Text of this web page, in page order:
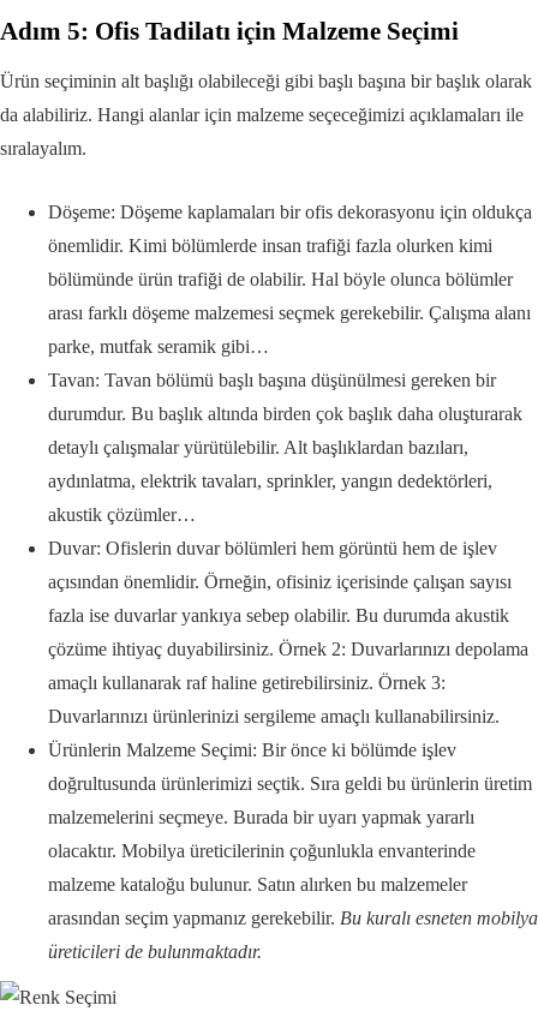
Adım 5: Ofis Tadilatı için Malzeme Seçimi
Ürün seçiminin alt başlığı olabileceği gibi başlı başına bir başlık olarak
da alabiliriz. Hangi alanlar için malzeme seçeceğimizi açıklamaları ile
sıralayalım.
Döşeme: Döşeme kaplamaları bir ofis dekorasyonu için oldukça
önemlidir. Kimi bölümlerde insan trafiği fazla olurken kimi
bölümünde ürün trafiği de olabilir. Hal böyle olunca bölümler
arası farklı döşeme malzemesi seçmek gerekebilir. Çalışma alanı
parke, mutfak seramik gibi…
Tavan: Tavan bölümü başlı başına düşünülmesi gereken bir
durumdur. Bu başlık altında birden çok başlık daha oluşturarak
detaylı çalışmalar yürütülebilir. Alt başlıklardan bazıları,
aydınlatma, elektrik tavaları, sprinkler, yangın dedektörleri,
akustik çözümler…
Duvar: Ofislerin duvar bölümleri hem görüntü hem de işlev
açısından önemlidir. Örneğin, ofisiniz içerisinde çalışan sayısı
fazla ise duvarlar yankıya sebep olabilir. Bu durumda akustik
çözüme ihtiyaç duyabilirsiniz. Örnek 2: Duvarlarınızı depolama
amaçlı kullanarak raf haline getirebilirsiniz. Örnek 3:
Duvarlarınızı ürünlerinizi sergileme amaçlı kullanabilirsiniz.
Ürünlerin Malzeme Seçimi: Bir önce ki bölümde işlev
doğrultusunda ürünlerimizi seçtik. Sıra geldi bu ürünlerin üretim
malzemelerini seçmeye. Burada bir uyarı yapmak yararlı
olacaktır. Mobilya üreticilerinin çoğunlukla envanterinde
malzeme kataloğu bulunur. Satın alırken bu malzemeler
arasından seçim yapmanız gerekebilir. Bu kuralı esneten mobilya
üreticileri de bulunmaktadır.